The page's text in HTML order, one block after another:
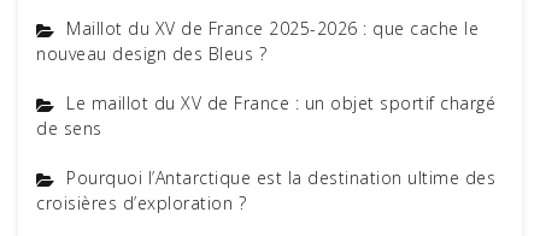
Maillot du XV de France 2025-2026 : que cache le
nouveau design des Bleus ?
Le maillot du XV de France : un objet sportif chargé
de sens
Pourquoi l’Antarctique est la destination ultime des
croisières d’exploration ?